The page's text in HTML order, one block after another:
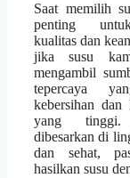
Saat memilih
penting
kualitas dan
jika susu
mengambil
tepercaya
kebersihan dan
yang
dibesarkan di
dan sehat,
hasilkan susu